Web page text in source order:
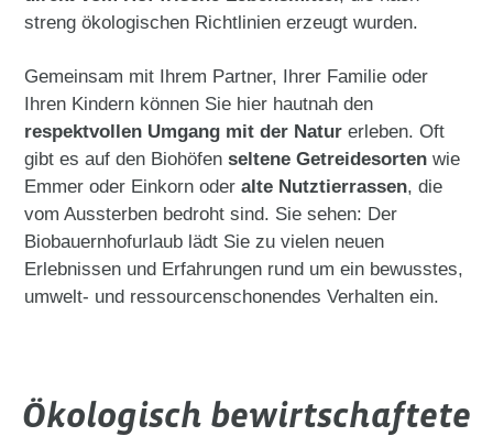
streng ökologischen Richtlinien erzeugt wurden.
Gemeinsam mit Ihrem Partner, Ihrer Familie oder
Ihren Kindern können Sie hier hautnah den
respektvollen Umgang mit der Natur erleben. Oft
gibt es auf den Biohöfenseltene Getreidesorten wie
Emmer oder Einkorn oderalte Nutztierrassen, die
vom Aussterben bedroht sind. Sie sehen: Der
Biobauernhofurlaub lädt Sie zu vielen neuen
Erlebnissen und Erfahrungen rund um ein bewusstes,
umwelt- und ressourcenschonendes Verhalten ein.
Ökologisch bewirtschaftete